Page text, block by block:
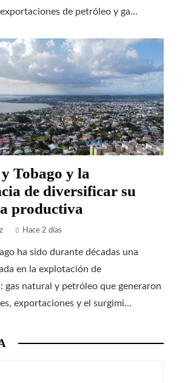
de petróleo y ga...
Tobago y la
de diversificar su
productiva
Hace 2 días
ha sido durante décadas una
en la explotación de
gas natural y petróleo que generaron
exportaciones y el surgimi...